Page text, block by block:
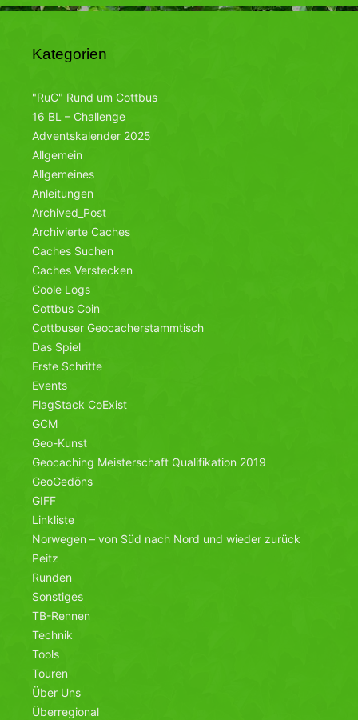
Kategorien
"RuC" Rund um Cottbus
16 BL – Challenge
Adventskalender 2025
Allgemein
Allgemeines
Anleitungen
Archived_Post
Archivierte Caches
Caches Suchen
Caches Verstecken
Coole Logs
Cottbus Coin
Cottbuser Geocacherstammtisch
Das Spiel
Erste Schritte
Events
FlagStack CoExist
GCM
Geo-Kunst
Geocaching Meisterschaft Qualifikation 2019
GeoGedöns
GIFF
Linkliste
Norwegen – von Süd nach Nord und wieder zurück
Peitz
Runden
Sonstiges
TB-Rennen
Technik
Tools
Touren
Über Uns
Überregional